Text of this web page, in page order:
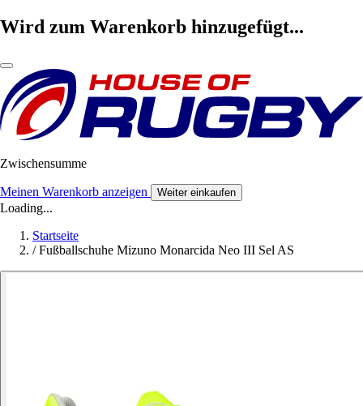
Wird zum Warenkorb hinzugefügt...
Zwischensumme
Meinen Warenkorb anzeigen Weiter einkaufen
Loading...
Startseite
/ Fußballschuhe Mizuno Monarcida Neo III Sel AS